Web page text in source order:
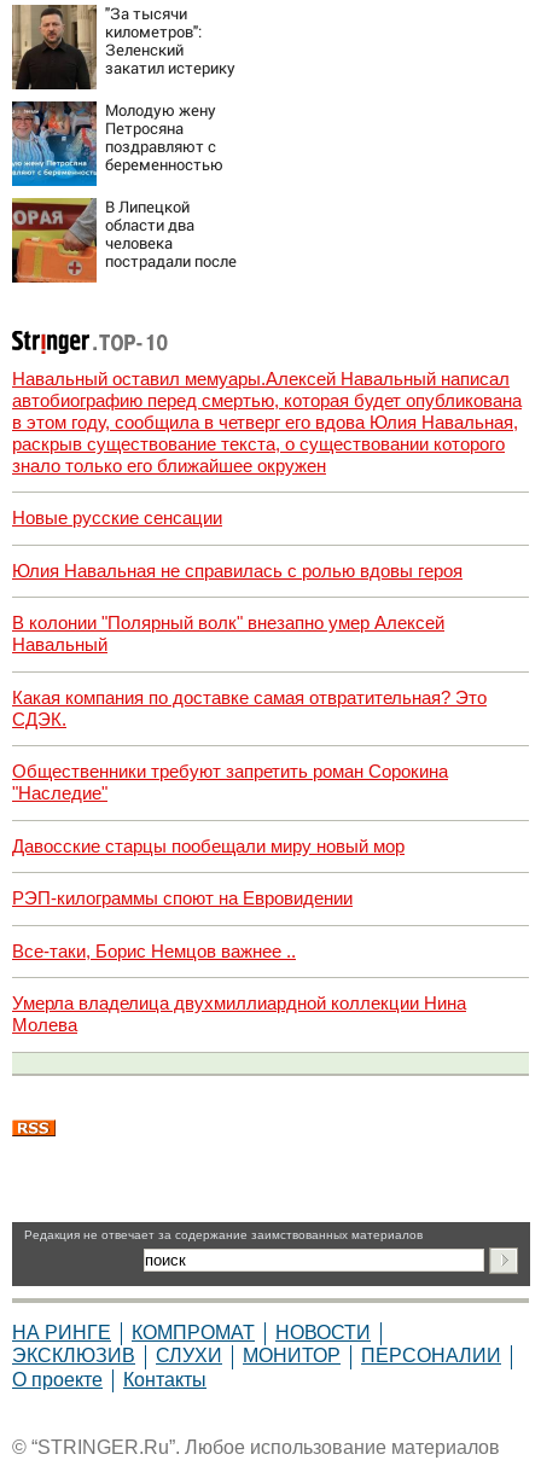
"За тысячи
километров":
Зеленский
закатил истерику
ночного удара
Молодую жену
Петросяна
поздравляют с
беременностью
В Липецкой
области два
человека
пострадали после
Навальный оставил мемуары.Алексей Навальный написал
автобиографию перед смертью, которая будет опубликована
в этом году, сообщила в четверг его вдова Юлия Навальная,
раскрыв существование текста, о существовании которого
знало только его ближайшее окружен
Новые русские сенсации
Юлия Навальная не справилась с ролью вдовы героя
В колонии "Полярный волк" внезапно умер Алексей
Навальный
Какая компания по доставке самая отвратительная? Это
СДЭК.
Общественники требуют запретить роман Сорокина
"Наследие"
Давосские старцы пообещали миру новый мор
РЭП-килограммы споют на Евровидении
Все-таки, Борис Немцов важнее ..
Умерла владелица двухмиллиардной коллекции Нина
Молева
Pедакция не отвечает за содержание заимствованных материалов
НА РИНГЕ КОМПРОМАТ
НОВОСТИ
ЭКСКЛЮЗИВ
СЛУХИ МОНИТОР
ПЕРСОНАЛИИ
О проекте
Контакты
© “STRINGER.Ru”. Любое использование материалов